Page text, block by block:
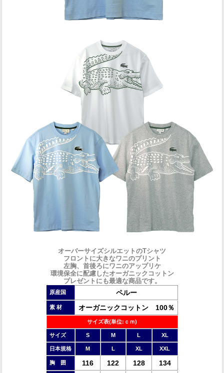
オーバーサイズシルエットのTシャツ
フロントに大きなワニのプリント
左胸、首後ろにワニのアップリケ
環境保全に配慮したオーガニックコットン
プレゼントにも最適な商品です。
原産国 ペルー
素 材 オーガニックコットン 100％
サイズ表(単位:ｃｍ)
サイズ S M L XL
日本規格 M L XL XXL
胸 囲 116 122 128 134